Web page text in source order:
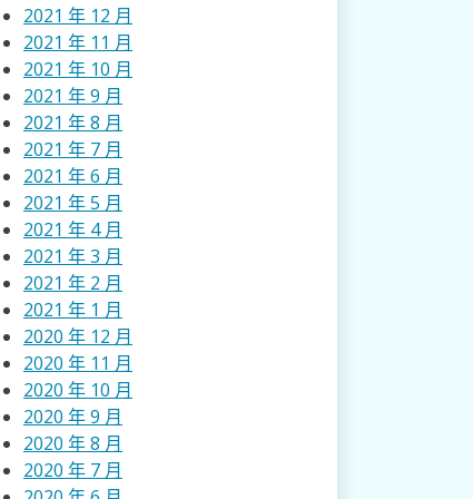
2021 年 12 月
2021 年 11 月
2021 年 10 月
2021 年 9 月
2021 年 8 月
2021 年 7 月
2021 年 6 月
2021 年 5 月
2021 年 4 月
2021 年 3 月
2021 年 2 月
2021 年 1 月
2020 年 12 月
2020 年 11 月
2020 年 10 月
2020 年 9 月
2020 年 8 月
2020 年 7 月